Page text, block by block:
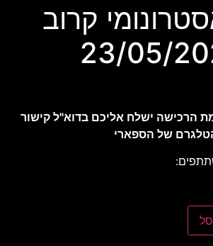
קרוב
הרכישה ישלח אליכם בדוא"ל קישור
של הספארי